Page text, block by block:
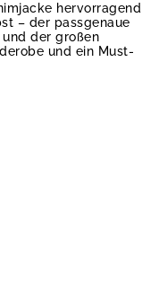
hervorragend
– der passgenaue
der großen
und ein Must-